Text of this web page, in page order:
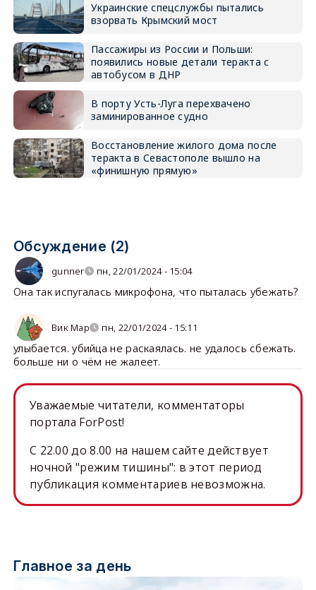
Украинские спецслужбы пытались
взорвать Крымский мост
Пассажиры из России и Польши:
появились новые детали теракта с
автобусом в ДНР
В порту Усть-Луга перехвачено
заминированное судно
Восстановление жилого дома после
теракта в Севастополе вышло на
«финишную прямую»
Обсуждение (2)
gunner пн, 22/01/2024 - 15:04
Она так испугалась микрофона, что пыталась убежать?
Вик Мар пн, 22/01/2024 - 15:11
улыбается. убийца не раскаялась. не удалось сбежать.
больше ни о чём не жалеет.
Уважаемые читатели, комментаторы
портала ForPost!
C 22.00 до 8.00 на нашем сайте действует
ночной "режим тишины": в этот период
публикация комментариев невозможна.
Главное за день